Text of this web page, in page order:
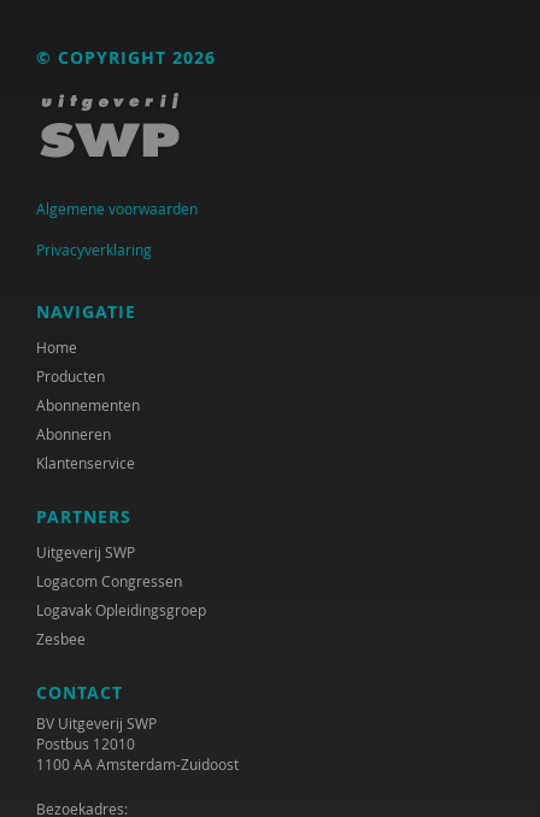
© COPYRIGHT 2026
Algemene voorwaarden
Privacyverklaring
NAVIGATIE
Home
Producten
Abonnementen
Abonneren
Klantenservice
PARTNERS
Uitgeverij SWP
Logacom Congressen
Logavak Opleidingsgroep
Zesbee
CONTACT
BV Uitgeverij SWP
Postbus 12010
1100 AA Amsterdam-Zuidoost
Bezoekadres: